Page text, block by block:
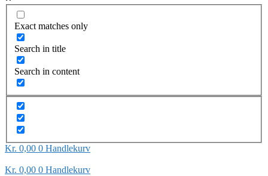
Exact matches only
Search in title
Search in content
Kr 0,00 0 Handlekurv
Kr 0,00 0 Handlekurv